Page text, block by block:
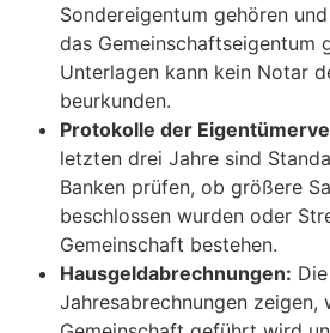
Sondereigentum gehören
das Gemeinschaftseigentum
Unterlagen kann kein Notar
beurkunden.
Protokolle der
letzten drei Jahre sind
Banken prüfen, ob größere
beschlossen wurden oder
Gemeinschaft bestehen.
Hausgeldabrechnungen:
Jahresabrechnungen